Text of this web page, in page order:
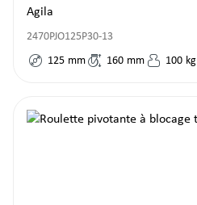
Agila
2470PJO125P30-13
125 mm 160 mm 100 kg